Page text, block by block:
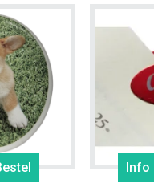
Info